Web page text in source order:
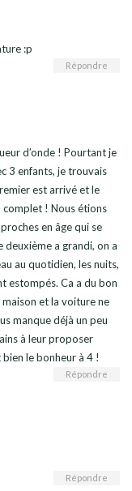
:p
Répondre
d’onde ! Pourtant je
3 enfants, je trouvais
est arrivé et le
complet ! Nous étions
en âge qui se
a grandi, on a
au quotidien, les nuits,
estompés. Ca a du bon
maison et la voiture ne
manque déjà un peu
à leur proposer
le bonheur à 4 !
Répondre
Répondre